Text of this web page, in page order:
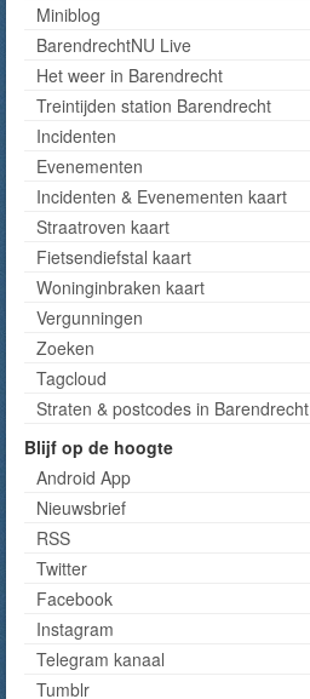
Miniblog
BarendrechtNU Live
Het weer in Barendrecht
Treintijden station Barendrecht
Incidenten
Evenementen
Incidenten & Evenementen kaart
Straatroven kaart
Fietsendiefstal kaart
Woninginbraken kaart
Vergunningen
Zoeken
Tagcloud
Straten & postcodes in Barendrecht
Blijf op de hoogte
Android App
Nieuwsbrief
RSS
Twitter
Facebook
Instagram
Telegram kanaal
Tumblr